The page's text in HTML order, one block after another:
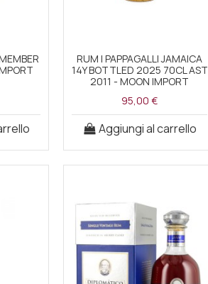
RUM I PAPPAGALLI JAMAICA
14Y BOTTLED 2025 70CL AST
2011 - MOON IMPORT
95,00 €
Aggiungi al carrello